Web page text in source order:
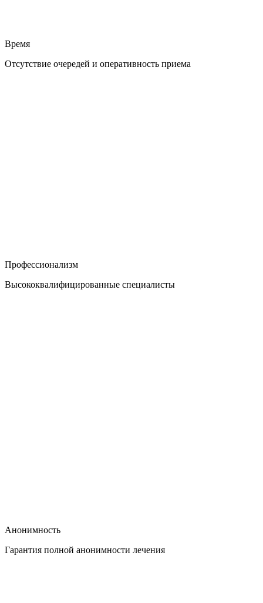
Время
Отсутствие очередей и оперативность приема
Профессионализм
Высококвалифицированные специалисты
Анонимность
Гарантия полной анонимности лечения